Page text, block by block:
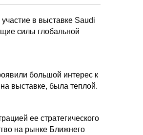
в выставке Saudi
силы глобальной
большой интерес к
выставке, была теплой.
ее стратегического
на рынке Ближнего